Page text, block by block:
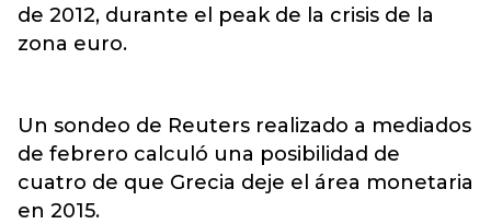
de 2012, durante el peak de la crisis de la
zona euro.
Un sondeo de Reuters realizado a mediados
de febrero calculó una posibilidad de
cuatro de que Grecia deje el área monetaria
en 2015.